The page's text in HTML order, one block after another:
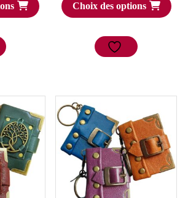
Choix des options